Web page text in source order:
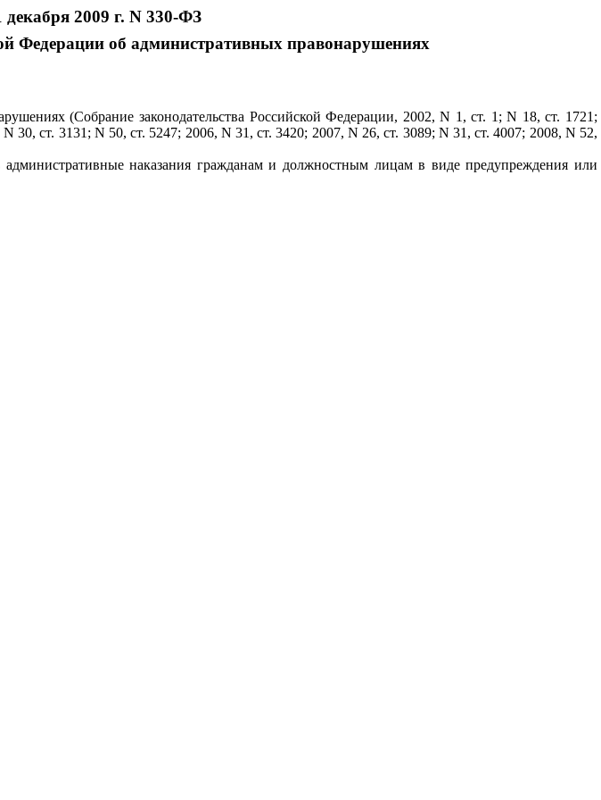
2009 г. N 330-ФЗ
Федерации об административных правонарушениях
(Собрание законодательства Российской Федерации, 2002, N 1, ст. 1; N 18, ст. 1721;
30, ст. 3131; N 50, ст. 5247; 2006, N 31, ст. 3420; 2007, N 26, ст. 3089; N 31, ст. 4007; 2008, N 52,
наказания гражданам и должностным лицам в виде предупреждения или